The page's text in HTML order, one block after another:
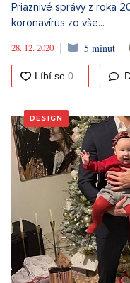
Priaznivé správy z roka
koronavírus zo vše...
28. 12. 2020
5 minut
DESIGN